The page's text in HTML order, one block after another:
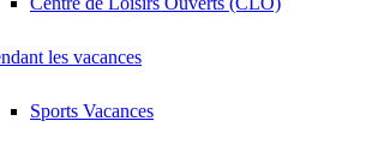
les vacances
Sports Vacances